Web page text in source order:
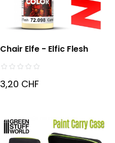
Chair Elfe - Elfic Flesh
3,20 CHF